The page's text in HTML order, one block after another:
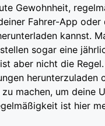
Gewohnheit,
Fahrer-App oder
kannst.
sogar eine
aber nicht die
herunterzuladen
machen, um deine
ist hier